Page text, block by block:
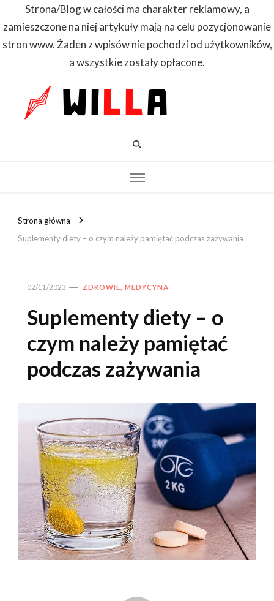
Strona/Blog w całości ma charakter reklamowy, a
zamieszczone na niej artykuły mają na celu pozycjonowanie
stron www. Żaden z wpisów nie pochodzi od użytkowników,
a wszystkie zostały opłacone.
Strona główna
Suplementy diety – o czym należy pamiętać podczas zażywania
02/11/2023 ZDROWIE, MEDYCYNA
Suplementy diety – o
czym należy pamiętać
podczas zażywania